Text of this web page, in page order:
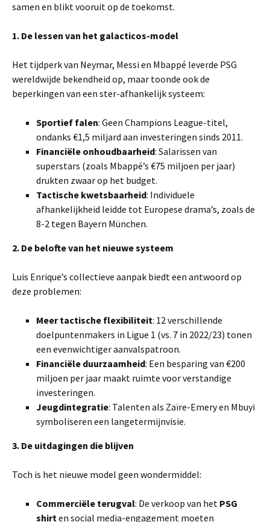
samen en blikt vooruit op de toekomst.
1. De lessen van het galacticos-model
Het tijdperk van Neymar, Messi en Mbappé leverde PSG
wereldwijde bekendheid op, maar toonde ook de
beperkingen van een ster-afhankelijk systeem:
Sportief falen: Geen Champions League-titel,
ondanks €1,5 miljard aan investeringen sinds 2011.
Financiële onhoudbaarheid: Salarissen van
superstars (zoals Mbappé’s €75 miljoen per jaar)
drukten zwaar op het budget.
Tactische kwetsbaarheid: Individuele
afhankelijkheid leidde tot Europese drama’s, zoals de
8-2 tegen Bayern München.
2. De belofte van het nieuwe systeem
Luis Enrique’s collectieve aanpak biedt een antwoord op
deze problemen:
Meer tactische flexibiliteit: 12 verschillende
doelpuntenmakers in Ligue 1 (vs. 7 in 2022/23) tonen
een evenwichtiger aanvalspatroon.
Financiële duurzaamheid: Een besparing van €200
miljoen per jaar maakt ruimte voor verstandige
investeringen.
Jeugdintegratie: Talenten als Zaïre-Emery en Mbuyi
symboliseren een langetermijnvisie.
3. De uitdagingen die blijven
Toch is het nieuwe model geen wondermiddel:
Commerciële terugval: De verkoop van het PSG
shirten social media-engagement moeten